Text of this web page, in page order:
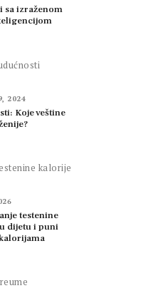
sa izraženom
2024
Koje veštine
testenine
dijetu i puni